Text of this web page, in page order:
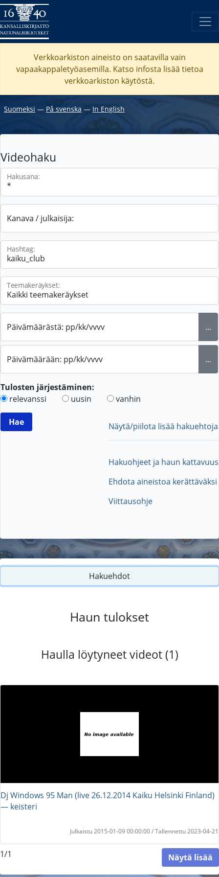
Verkkoarkiston aineisto on saatavilla vain
vapaakappaletyöasemilla. Katso infosta lisää tietoa
verkkoarkiston käytöstä.
Suomeksi ― På svenska ― In English
Videohaku
Hakusana:
Kanava / julkaisija:
Hashtag:
Teemakeräykset:
Päivämäärästä: pp/kk/vvvv ...
Päivämäärään: pp/kk/vvvv ...
Tulosten järjestäminen:
relevanssi
uusin vanhin
Näytä/piilota lisää hakuehtoja
Hakuohjeet ja haun kattavuus
Ehdota aineistoa kerättäväksi
Viittausohje
Hakuehdot
Haun tulokset
Haulla löytyneet videot (1)
Dj Windows 95 Man (live 26.12.2014 Kaiku Helsinki Finland)
― keisteri
Julkaistu 2015-01-09 00:00:00 / Tallennettu 2023-04-21
1/1 Näytä lisää